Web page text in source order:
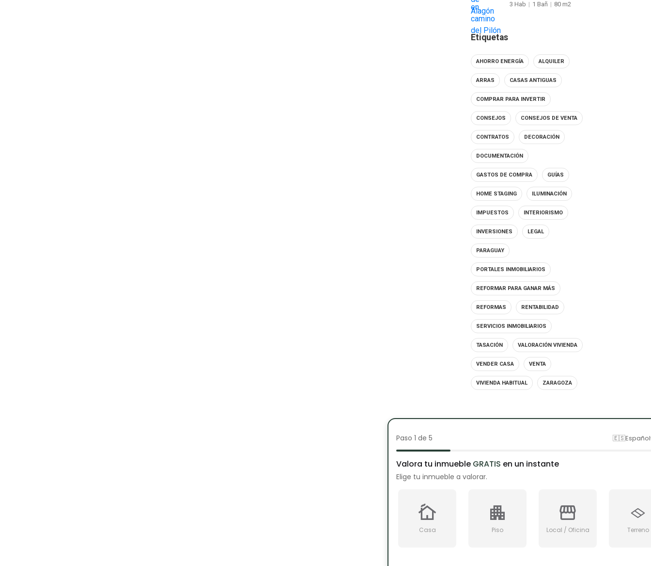
3 Hab | 1 Bañ | 80 m2
Etiquetas
AHORRO ENERGÍA ALQUILER
ARRAS CASAS ANTIGUAS
COMPRAR PARA INVERTIR
CONSEJOS CONSEJOS DE VENTA
CONTRATOS DECORACIÓN
DOCUMENTACIÓN
GASTOS DE COMPRA GUÍAS
HOME STAGING ILUMINACIÓN
IMPUESTOS INTERIORISMO
INVERSIONES LEGAL
PARAGUAY
PORTALES INMOBILIARIOS
REFORMAR PARA GANAR MÁS
REFORMAS RENTABILIDAD
SERVICIOS INMOBILIARIOS
TASACIÓN VALORACIÓN VIVIENDA
VENDER CASA VENTA
VIVIENDA HABITUAL ZARAGOZA
Paso 1 de 5 🇪🇸Español
Valora tu inmueble GRATIS en un instante
Elige tu inmueble a valorar.
Casa Piso Local / Oficina Terreno